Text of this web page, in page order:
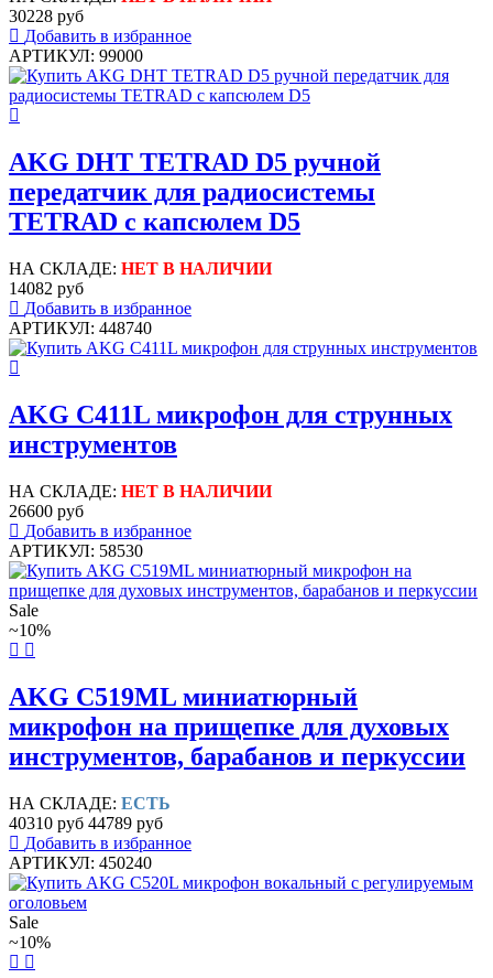
30228 руб
Добавить в избранное
АРТИКУЛ: 99000
AKG DHT TETRAD D5 ручной
передатчик для радиосистемы
TETRAD с капсюлем D5
НА СКЛАДЕ: НЕТ В НАЛИЧИИ
14082 руб
Добавить в избранное
АРТИКУЛ: 448740
AKG C411L микрофон для струнных
инструментов
НА СКЛАДЕ: НЕТ В НАЛИЧИИ
26600 руб
Добавить в избранное
АРТИКУЛ: 58530
Sale
~10%
AKG C519ML миниатюрный
микрофон на прищепке для духовых
инструментов, барабанов и перкуссии
НА СКЛАДЕ: ЕСТЬ
40310 руб 44789 руб
Добавить в избранное
АРТИКУЛ: 450240
Sale
~10%